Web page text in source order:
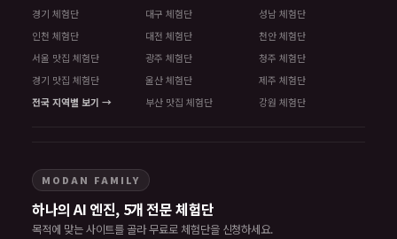
경기 체험단
인천 체험단
서울 맛집 체험단
경기 맛집 체험단
전국 지역별 보기 →
대구 체험단
대전 체험단
광주 체험단
울산 체험단
부산 맛집 체험단
성남 체험단
천안 체험단
청주 체험단
제주 체험단
강원 체험단
MODAN FAMILY
하나의 AI 엔진, 5개 전문 체험단
목적에 맞는 사이트를 골라 무료로 체험단을 신청하세요.